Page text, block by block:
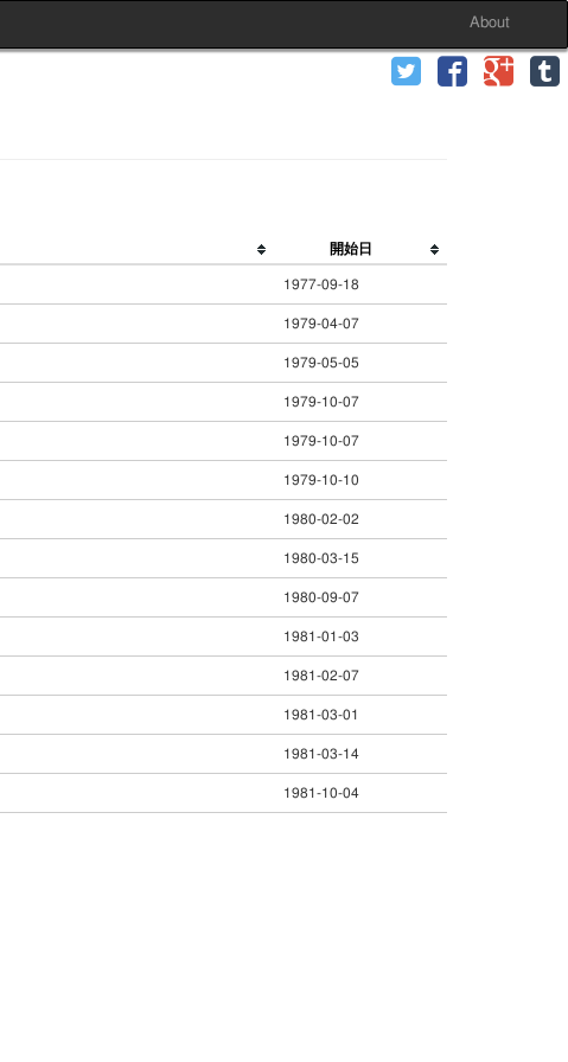
About
開始日
1977-09-18
1979-04-07
1979-05-05
1979-10-07
1979-10-07
1979-10-10
1980-02-02
1980-03-15
1980-09-07
1981-01-03
1981-02-07
1981-03-01
1981-03-14
1981-10-04